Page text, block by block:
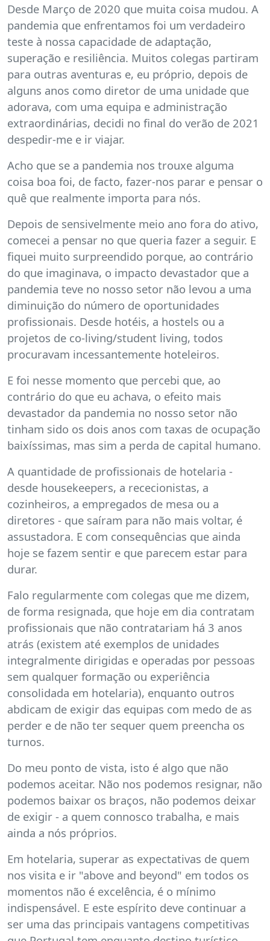
Desde Março de 2020 que muita coisa mudou. A
pandemia que enfrentamos foi um verdadeiro
teste à nossa capacidade de adaptação,
superação e resiliência. Muitos colegas partiram
para outras aventuras e, eu próprio, depois de
alguns anos como diretor de uma unidade que
adorava, com uma equipa e administração
extraordinárias, decidi no final do verão de 2021
despedir-me e ir viajar.
Acho que se a pandemia nos trouxe alguma
coisa boa foi, de facto, fazer-nos parar e pensar o
quê que realmente importa para nós.
Depois de sensivelmente meio ano fora do ativo,
comecei a pensar no que queria fazer a seguir. E
fiquei muito surpreendido porque, ao contrário
do que imaginava, o impacto devastador que a
pandemia teve no nosso setor não levou a uma
diminuição do número de oportunidades
profissionais. Desde hotéis, a hostels ou a
projetos de co-living/student living, todos
procuravam incessantemente hoteleiros.
E foi nesse momento que percebi que, ao
contrário do que eu achava, o efeito mais
devastador da pandemia no nosso setor não
tinham sido os dois anos com taxas de ocupação
baixíssimas, mas sim a perda de capital humano.
A quantidade de profissionais de hotelaria -
desde housekeepers, a rececionistas, a
cozinheiros, a empregados de mesa ou a
diretores - que saíram para não mais voltar, é
assustadora. E com consequências que ainda
hoje se fazem sentir e que parecem estar para
durar.
Falo regularmente com colegas que me dizem,
de forma resignada, que hoje em dia contratam
profissionais que não contratariam há 3 anos
atrás (existem até exemplos de unidades
integralmente dirigidas e operadas por pessoas
sem qualquer formação ou experiência
consolidada em hotelaria), enquanto outros
abdicam de exigir das equipas com medo de as
perder e de não ter sequer quem preencha os
turnos.
Do meu ponto de vista, isto é algo que não
podemos aceitar. Não nos podemos resignar, não
podemos baixar os braços, não podemos deixar
de exigir - a quem connosco trabalha, e mais
ainda a nós próprios.
Em hotelaria, superar as expectativas de quem
nos visita e ir "above and beyond" em todos os
momentos não é excelência, é o mínimo
indispensável. E este espírito deve continuar a
ser uma das principais vantagens competitivas